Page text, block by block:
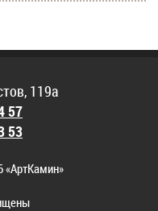
119а
57
53
«АртКамин»